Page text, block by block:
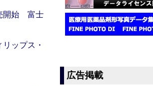
開始 富士
ップス・
広告掲載